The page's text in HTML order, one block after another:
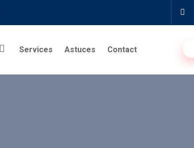
Services Astuces Contact